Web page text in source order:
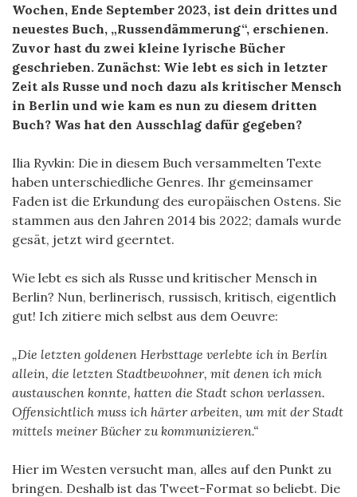
Wochen, Ende September 2023, ist dein drittes und
neuestes Buch, „Russendämmerung“, erschienen.
Zuvor hast du zwei kleine lyrische Bücher
geschrieben. Zunächst: Wie lebt es sich in letzter
Zeit als Russe und noch dazu als kritischer Mensch
in Berlin und wie kam es nun zu diesem dritten
Buch? Was hat den Ausschlag dafür gegeben?
Ilia Ryvkin: Die in diesem Buch versammelten Texte
haben unterschiedliche Genres. Ihr gemeinsamer
Faden ist die Erkundung des europäischen Ostens. Sie
stammen aus den Jahren 2014 bis 2022; damals wurde
gesät, jetzt wird geerntet.
Wie lebt es sich als Russe und kritischer Mensch in
Berlin? Nun, berlinerisch, russisch, kritisch, eigentlich
gut! Ich zitiere mich selbst aus dem Oeuvre:
„Die letzten goldenen Herbsttage verlebte ich in Berlin
allein, die letzten Stadtbewohner, mit denen ich mich
austauschen konnte, hatten die Stadt schon verlassen.
Offensichtlich muss ich härter arbeiten, um mit der Stadt
mittels meiner Bücher zu kommunizieren.“
Hier im Westen versucht man, alles auf den Punkt zu
bringen. Deshalb ist das Tweet-Format so beliebt. Die